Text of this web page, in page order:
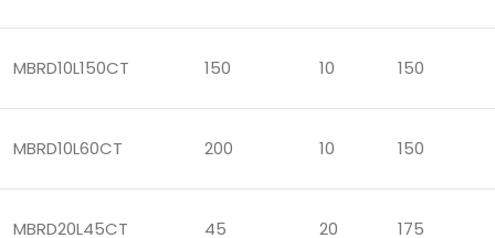
MBRD10L150CT 150 10 150
MBRD10L60CT 200 10 150
MBRD20L45CT 45 20 175